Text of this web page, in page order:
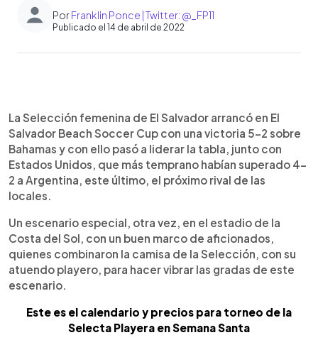
PorFranklin Ponce | Twitter: @_FP11
Publicado el 14 de abril de 2022
Escuchar artículo
La Selección femenina de El Salvador arrancó en El
Salvador Beach Soccer Cup con una victoria 5-2 sobre
Bahamas y con ello pasó a liderar la tabla, junto con
Estados Unidos, que más temprano habían superado 4-
2 a Argentina, este último, el próximo rival de las
locales.
Un escenario especial, otra vez, en el estadio de la
Costa del Sol, con un buen marco de aficionados,
quienes combinaron la camisa de la Selección, con su
atuendo playero, para hacer vibrar las gradas de este
escenario.
Este es el calendario y precios para torneo de la
Selecta Playera en Semana Santa